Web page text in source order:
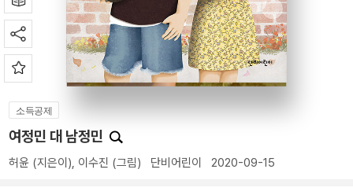
소득공제
여정민 대 남정민
허윤 (지은이), 이수진 (그림) 단비어린이 2020-09-15